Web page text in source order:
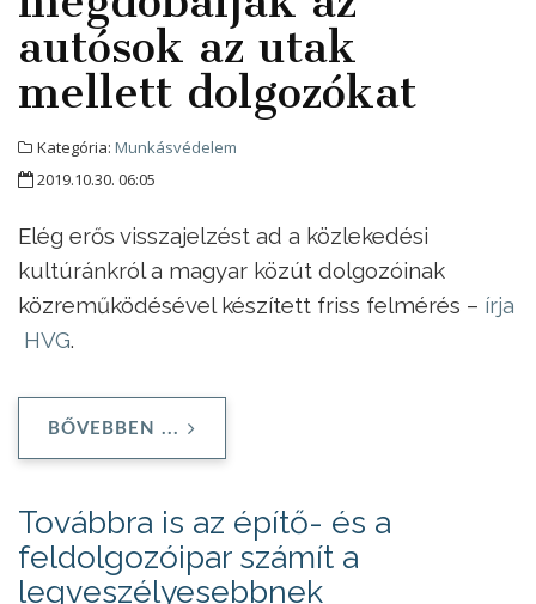
autósok az utak
mellett dolgozókat
Kategória: Munkásvédelem
2019.10.30. 06:05
Elég erős visszajelzést ad a közlekedési
kultúránkról a magyar közút dolgozóinak
közreműködésével készített friss felmérés – írja
HVG.
BŐVEBBEN ...
Továbbra is az építő- és a
feldolgozóipar számít a
legveszélyesebbnek